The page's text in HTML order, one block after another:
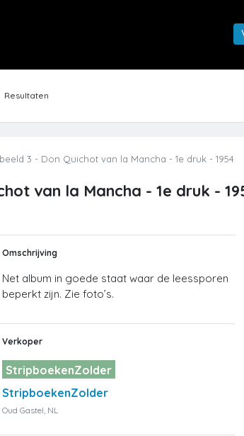
Resultaten
3 - Don Quichot van la Mancha - 1e druk - 1954
van la Mancha - 1e druk -
Omschrijving
Net album in goede staat waar de leessporen
beperkt zijn. Zie foto’s.
Verkoper
StripboekenZolder
StripboekenZolder
Oud Gastel, NL